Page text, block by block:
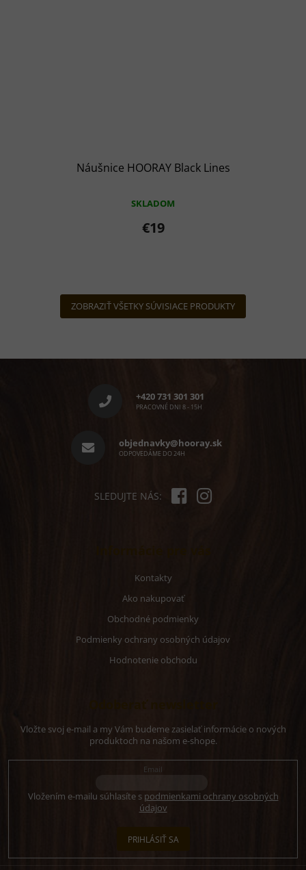
Náušnice HOORAY Black Lines
SKLADOM
€19
ZOBRAZIŤ VŠETKY SÚVISIACE PRODUKTY
Z
+420 731 301 301
PRACOVNÉ DNI 8 - 15H
objednavky@hooray.sk
ODPOVEDÁME DO 24H
SLEDUJTE NÁS:
Kontakty
Ako nakupovať
Obchodné podmienky
Podmienky ochrany osobných údajov
Hodnotenie obchodu
Vložte svoj e-mail a my Vám budeme zasielať informácie o nových
produktoch na našom e-shope.
Email
Vložením e-mailu súhlasíte s podmienkami ochrany osobných
údajov
PRIHLÁSIŤ SA